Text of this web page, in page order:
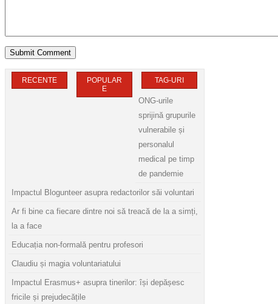
RECENTE
POPULAR
E
TAG-URI
ONG-urile
sprijină grupurile
vulnerabile și
personalul
medical pe timp
de pandemie
Impactul Blogunteer asupra redactorilor săi voluntari
Ar fi bine ca fiecare dintre noi să treacă de la a simți,
la a face
Educația non-formală pentru profesori
Claudiu și magia voluntariatului
Impactul Erasmus+ asupra tinerilor: își depășesc
fricile și prejudecățile